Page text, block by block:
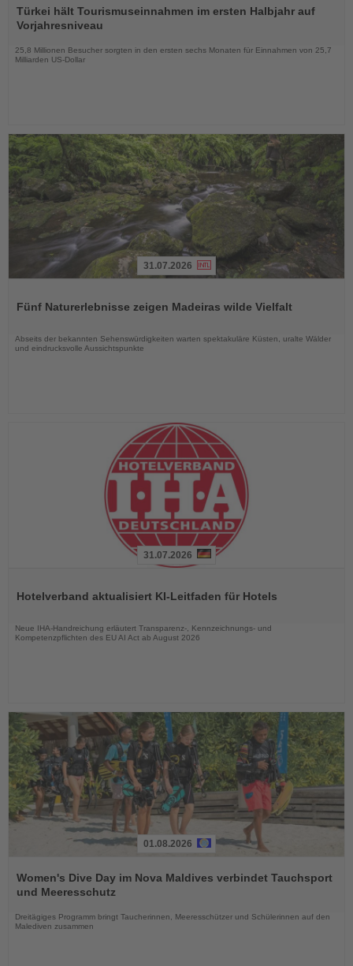
Sie
die
Nachrichten
Türkei hält Tourismuseinnahmen im ersten Halbjahr auf
Vorjahresniveau
25,8 Millionen Besucher sorgten in den ersten sechs Monaten für Einnahmen von 25,7
Milliarden US-Dollar
die
31.07.2026
Fünf Naturerlebnisse zeigen Madeiras wilde Vielfalt
Abseits der bekannten Sehenswürdigkeiten warten spektakuläre Küsten, uralte Wälder
und eindrucksvolle Aussichtspunkte
die
31.07.2026
Hotelverband aktualisiert KI-Leitfaden für Hotels
Neue IHA-Handreichung erläutert Transparenz-, Kennzeichnungs- und
Kompetenzpflichten des EU AI Act ab August 2026
Sie
die
01.08.2026
Women's Dive Day im Nova Maldives verbindet Tauchsport
und Meeresschutz
Dreitägiges Programm bringt Taucherinnen, Meeresschützer und Schülerinnen auf den
Malediven zusammen